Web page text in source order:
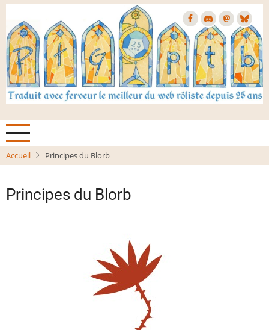
Aller
contenu
principal
Accueil Principes du Blorb
Principes du Blorb